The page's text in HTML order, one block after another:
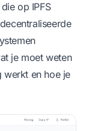
op IPFS
je moet weten
werkt en hoe je